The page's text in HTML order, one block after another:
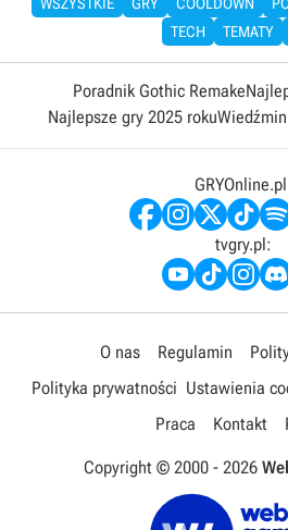
TECH
TEMATY
Poradnik Gothic Remake
Najlepsze gry 2025 roku
tvgry.pl:
O nas Regulamin
Polityka prywatności Ustawienia
Praca
Kontakt
Copyright © 2000 - 2026